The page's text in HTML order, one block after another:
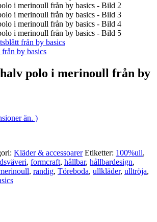
från by basics
by basics
polo i merinoull från by
än. )
Kläder & accessoarer Etiketter: 100%ull,
, formcraft, hållbar, hållbardesign,
, randig, Töreboda, ullkläder, ulltröja,